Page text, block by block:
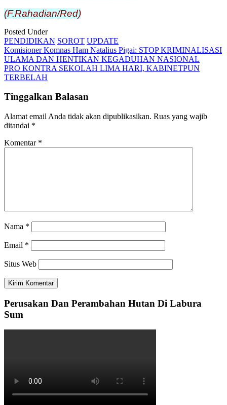
(F.Rahadian/Red)
Posted Under
PENDIDIKAN SOROT UPDATE
Post
navigation
Komisioner Komnas Ham Natalius Pigai: STOP KRIMINALISASI
ULAMA DAN HENTIKAN KEGADUHAN NASIONAL
PRO KONTRA SEKOLAH LIMA HARI, KABINETPUN
TERBELAH
Tinggalkan Balasan
Alamat email Anda tidak akan dipublikasikan. Ruas yang wajib
ditandai *
Komentar *
Nama *
Email *
Situs Web
Perusakan Dan Perambahan Hutan Di Labura
Sum